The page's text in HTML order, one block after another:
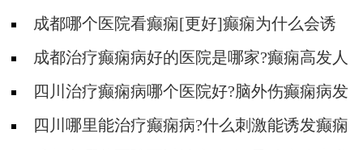
成都哪个医院看癫痫[更好]癫痫为什么会诱
发?成都治疗癫痫病好的医院是哪家?癫痫高发人
群有哪些?
四川治疗癫痫病哪个医院好?脑外伤癫痫病发
作的原因有那哪些?
四川哪里能治疗癫痫病?什么刺激能诱发癫痫